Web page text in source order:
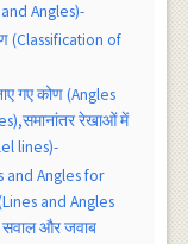
Angles)-
(Classification of
गए कोण (Angles
रेखाओं में
lines)-
and Angles for
and Angles
सवाल और जवाब